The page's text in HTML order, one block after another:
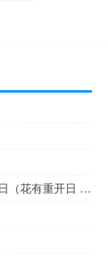
杨柳春风今夜闲一杯浊酒问青天为何花有重开日（花有重开日 人无再少年 的意思是什么）